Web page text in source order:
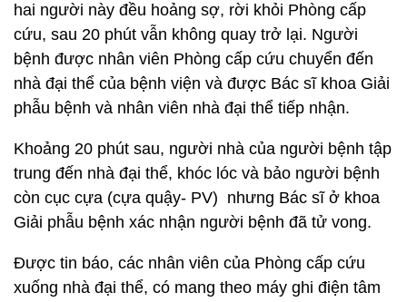
hai người này đều hoảng sợ, rời khỏi Phòng cấp
cứu, sau 20 phút vẫn không quay trở lại. Người
bệnh được nhân viên Phòng cấp cứu chuyển đến
nhà đại thể của bệnh viện và được Bác sĩ khoa Giải
phẫu bệnh và nhân viên nhà đại thể tiếp nhận.
Khoảng 20 phút sau, người nhà của người bệnh tập
trung đến nhà đại thể, khóc lóc và bảo người bệnh
còn cục cựa (cựa quậy- PV) nhưng Bác sĩ ở khoa
Giải phẫu bệnh xác nhận người bệnh đã tử vong.
Được tin báo, các nhân viên của Phòng cấp cứu
xuống nhà đại thể, có mang theo máy ghi điện tâm